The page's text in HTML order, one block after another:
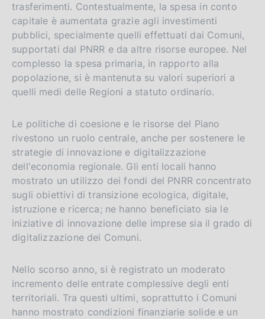
trasferimenti. Contestualmente, la spesa in conto
capitale è aumentata grazie agli investimenti
pubblici, specialmente quelli effettuati dai Comuni,
supportati dal PNRR e da altre risorse europee. Nel
complesso la spesa primaria, in rapporto alla
popolazione, si è mantenuta su valori superiori a
quelli medi delle Regioni a statuto ordinario.
Le politiche di coesione e le risorse del Piano
rivestono un ruolo centrale, anche per sostenere le
strategie di innovazione e digitalizzazione
dell'economia regionale. Gli enti locali hanno
mostrato un utilizzo dei fondi del PNRR concentrato
sugli obiettivi di transizione ecologica, digitale,
istruzione e ricerca; ne hanno beneficiato sia le
iniziative di innovazione delle imprese sia il grado di
digitalizzazione dei Comuni.
Nello scorso anno, si è registrato un moderato
incremento delle entrate complessive degli enti
territoriali. Tra questi ultimi, soprattutto i Comuni
hanno mostrato condizioni finanziarie solide e un